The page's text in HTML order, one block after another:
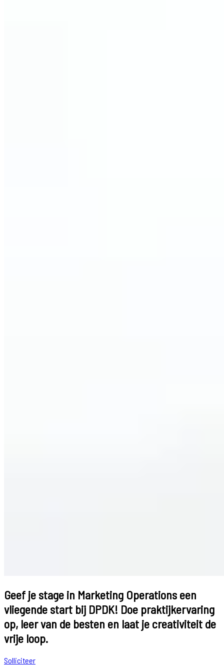
Geef je stage in Marketing Operations een
vliegende start bij DPDK! Doe praktijkervaring
op, leer van de besten en laat je creativiteit de
vrije loop.
Solliciteer